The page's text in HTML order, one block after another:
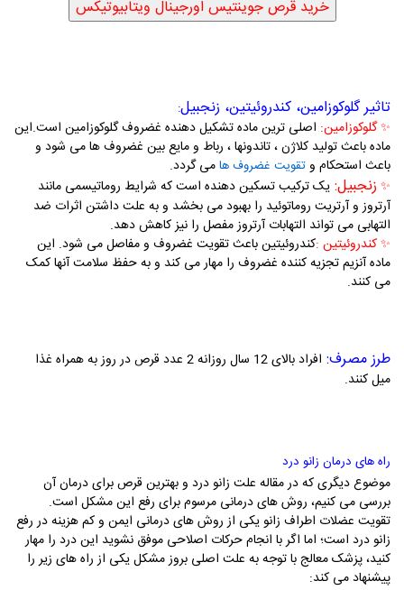
تاثیر گلوکوزامین، کندروئیتین، زنجبیل:
✨گلوکوزامین: اصلی ترین ماده تشکیل دهنده غضروف گلوکوزامین است.این
ماده باعث تولید کلاژن ، تاندونها ، رباط و مایع بین غضروف ها می شود و
باعث استحکام وتقویت غضروف هامی گردد.
✨ زنجبیل: یک ترکیب تسکین دهنده است که شرایط روماتیسمی مانند
آرتروز و آرتریت روماتوئید را بهبود می بخشد و به علت داشتن اثرات ضد
التهابی می تواند التهابات آرتروز مفصل را نیز کاهش دهد.
✨کندروئیتین :کندروئیتین باعث تقویت غضروف و مفاصل می شود. این
ماده آنزیم تجزیه کننده غضروف را مهار می کند و به حفظ سلامت آنها کمک
می کنند.
طرز مصرف:
افراد بالای 12 سال روزانه 2 عدد قرص در روز به همراه غذا
میل کنند.
راه های درمان زانو درد
موضوع دیگری که در مقاله علت زانو درد و بهترین قرص برای درمان آن
بررسی می کنیم، روش های درمانی مرسوم برای رفع این مشکل است.
تقویت عضلات اطراف زانو یکی از روش های درمانی ایمن و کم هزینه در رفع
زانو درد است؛ اما اگر با انجام حرکات اصلاحی موفق نشوید این درد را مهار
کنید، پزشک معالج با توجه به علت اصلی بروز مشکل یکی از راه های زیر را
پیشنهاد می کند: